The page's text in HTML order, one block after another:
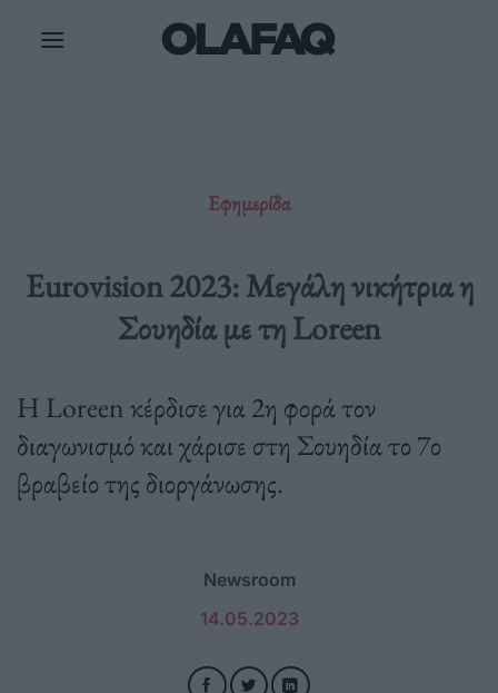
Εφημερίδα
Eurovision 2023: Μεγάλη νικήτρια η
Σουηδία με τη Loreen
Η Loreen κέρδισε για 2η φορά τον
διαγωνισμό και χάρισε στη Σουηδία το 7ο
βραβείο της διοργάνωσης.
Newsroom
14.05.2023